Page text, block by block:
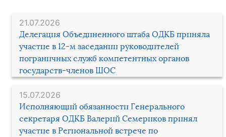
21.07.2026
Делегация Объединенного штаба ОДКБ приняла
участие в 12-м заседании руководителей
пограничных служб компетентных органов
государств-членов ШОС
15.07.2026
Исполняющий обязанности Генерального
секретаря ОДКБ Валерий Семериков принял
участие в Региональной встрече по